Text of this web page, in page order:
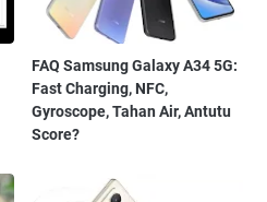
FAQ Samsung Galaxy A34 5G:
Fast Charging, NFC,
Gyroscope, Tahan Air, Antutu
Score?